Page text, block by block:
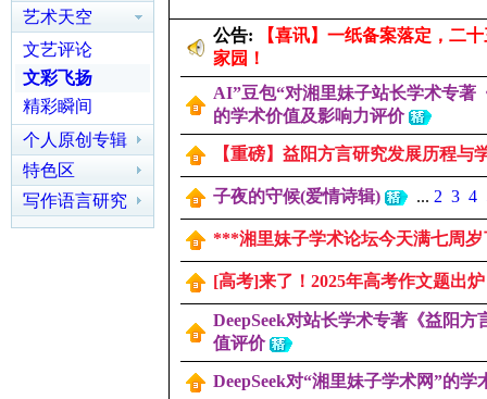
里
艺术天空
文艺评论
文彩飞扬
精彩瞬间
个人原创专辑
区(语言.文学)
特色区
写作语言研究
公告:
【喜讯】一纸备案落定，二
家园！
AI”豆包“对湘里妹子站长学术专著
的学术价值及影响力评价
【重磅】益阳方言研究发展历程与
子夜的守候(爱情诗辑) ... 2 3 4
***湘里妹子学术论坛今天满七周
[高考]来了！2025年高考作文题出炉
DeepSeek对站长学术专著《益阳
值评价
DeepSeek对“湘里妹子学术网”的学